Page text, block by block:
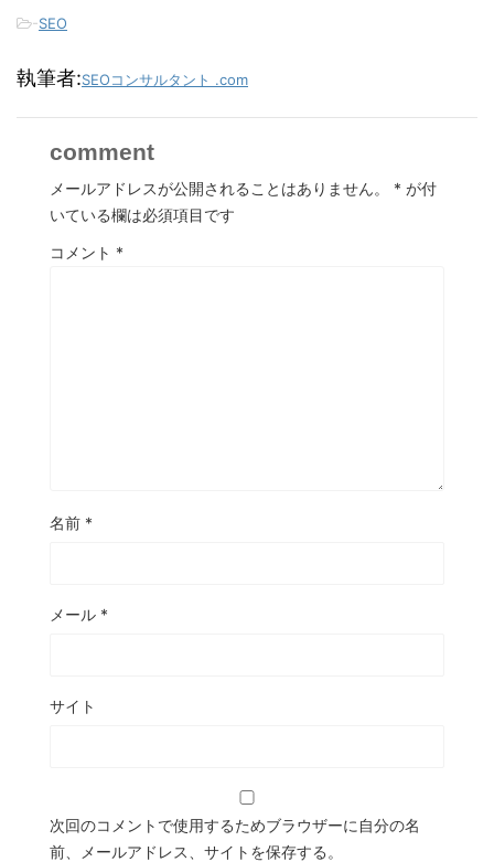
-SEO
執筆者:SEOコンサルタント .com
comment
メールアドレスが公開されることはありません。 * が付
いている欄は必須項目です
コメント *
名前 *
メール *
サイト
次回のコメントで使用するためブラウザーに自分の名
前、メールアドレス、サイトを保存する。